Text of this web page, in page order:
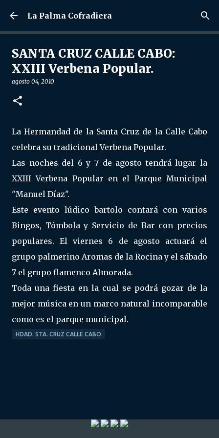
Ir al contenido principal
La Palma Cofradiera
SANTA CRUZ CALLE CABO:
XXIII Verbena Popular.
agosto 04, 2010
La Hermandad de la Santa Cruz de la Calle Cabo
celebra su tradicional Verbena Popular.
Las noches del 6 y 7 de agosto tendrá lugar la
XXIII Verbena Popular en el Parque Municipal
"Manuel Díaz".
Este evento lúdico bartolo contará con varios
Bingos, Tómbola y Servicio de Bar con precios
populares. El viernes 6 de agosto actuará el
grupo palmerino Aromas de la Rocina y el sábado
7 el grupo flamenco Almorada.
Toda una fiesta en la cual se podrá gozar de la
mejor música en un marco natural incomparable
como es el parque municipal.
HDAD. STA. CRUZ CALLE CABO